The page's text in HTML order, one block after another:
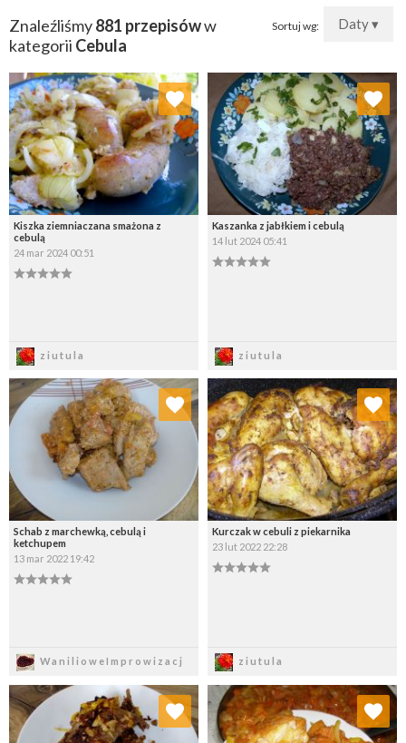
Sortuj wg: Daty ▾
Znaleźliśmy881 przepisóww
kategorii Cebula
Kiszka ziemniaczana smażona z
cebulą
24 mar 2024 00:51
ziutula
Dodaj do ulubionych
Wybierz listę:
Kaszanka z jabłkiem i cebulą
14 lut 2024 05:41
ziutula
Dodaj do ulubionych
Wybierz listę:
Schab z marchewką, cebulą i
ketchupem
13 mar 2022 19:42
WanilioweImprowizacj
Dodaj do ulubionych
Wybierz listę:
Kurczak w cebuli z piekarnika
23 lut 2022 22:28
ziutula
Dodaj do ulubionych
Wybierz listę:
Dodaj do ulubionych
Wybierz listę:
Dodaj do ulubionych
Wybierz listę: